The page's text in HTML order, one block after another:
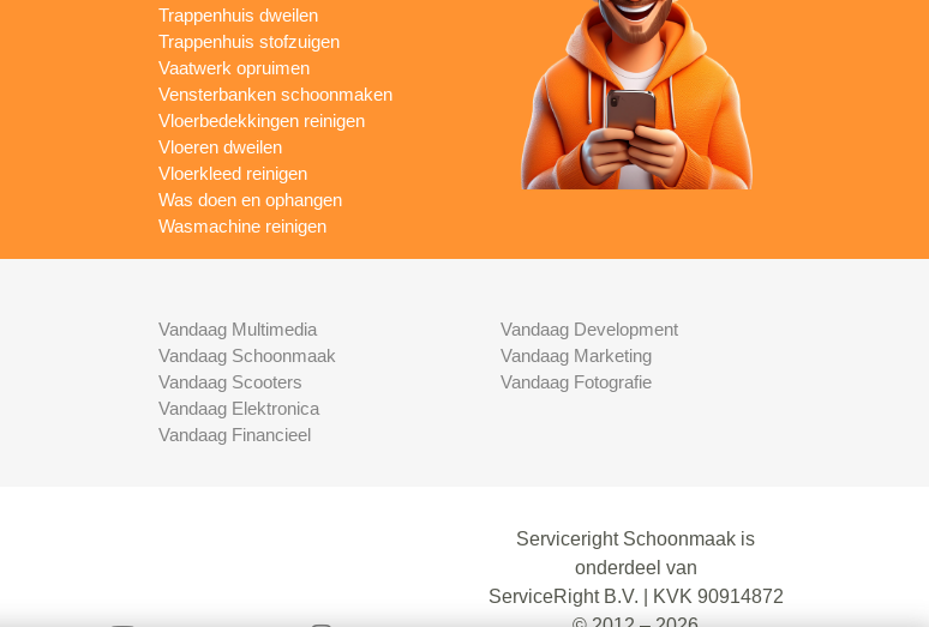
Trappenhuis dweilen
Trappenhuis stofzuigen
Vaatwerk opruimen
Vensterbanken schoonmaken
Vloerbedekkingen reinigen
Vloeren dweilen
Vloerkleed reinigen
Was doen en ophangen
Wasmachine reinigen
Vandaag Multimedia
Vandaag Schoonmaak
Vandaag Scooters
Vandaag Elektronica
Vandaag Financieel
Vandaag Development
Vandaag Marketing
Vandaag Fotografie
Serviceright Schoonmaak is
onderdeel van
ServiceRight B.V. | KVK 90914872